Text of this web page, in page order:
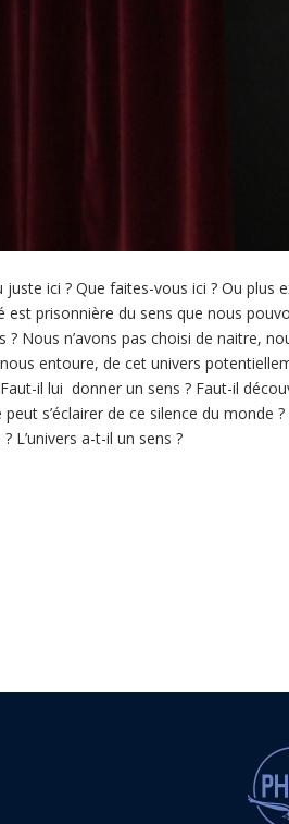
juste ici ? Que faites-vous ici ? Ou
prisonnière du sens que nous
Nous n’avons pas choisi de naitre,
nous entoure, de cet univers
il lui donner un sens ? Faut-il
s’éclairer de ce silence du monde
L’univers a-t-il un sens ?